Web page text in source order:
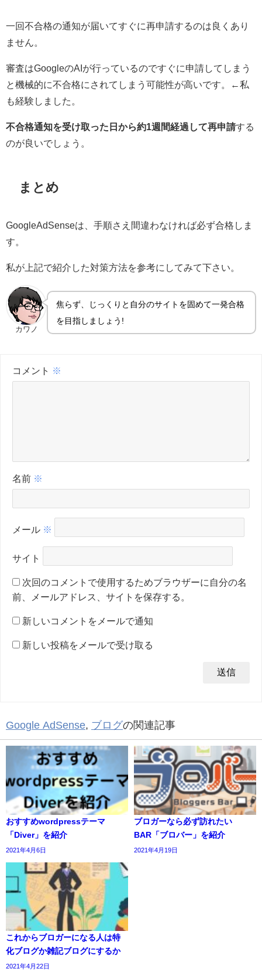
一回不合格の通知が届いてすぐに再申請するのは良くあり
ません。
審査はGoogleのAIが行っているのですぐに申請してしまう
と機械的に不合格にされてしまう可能性が高いです。←私
も経験しました。
不合格通知を受け取った日から約1週間経過して再申請する
のが良いでしょう。
まとめ
GoogleAdSenseは、手順さえ間違わなければ必ず合格しま
す。
私が上記で紹介した対策方法を参考にしてみて下さい。
カワノ
焦らず、じっくりと自分のサイトを固めて一発合格
を目指しましょう!
コメント ※
名前 ※
メール ※
サイト
次回のコメントで使用するためブラウザーに自分の名
前、メールアドレス、サイトを保存する。
新しいコメントをメールで通知
新しい投稿をメールで受け取る
Google AdSense, ブログの関連記事
おすすめwordpressテーマ
「Diver」を紹介
2021年4月6日
ブロガーなら必ず訪れたい
BAR「ブロバー」を紹介
2021年4月19日
これからブロガーになる人は特
化ブログか雑記ブログにするか
2021年4月22日